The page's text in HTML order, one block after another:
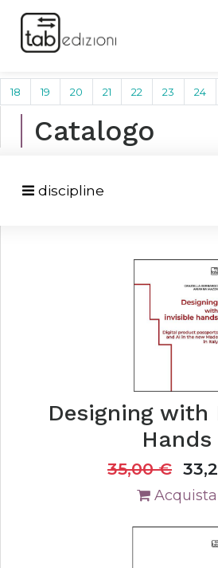
18 19 20 21 22 23 24
Catalogo
discipline
Designing with
Hands
35,00€
Acquista